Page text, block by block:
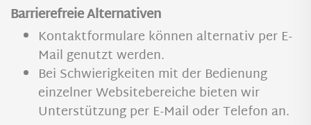
Barrierefreie Alternativen
Kontaktformulare können alternativ per E-
Mail genutzt werden.
Bei Schwierigkeiten mit der Bedienung
einzelner Websitebereiche bieten wir
Unterstützung per E-Mail oder Telefon an.